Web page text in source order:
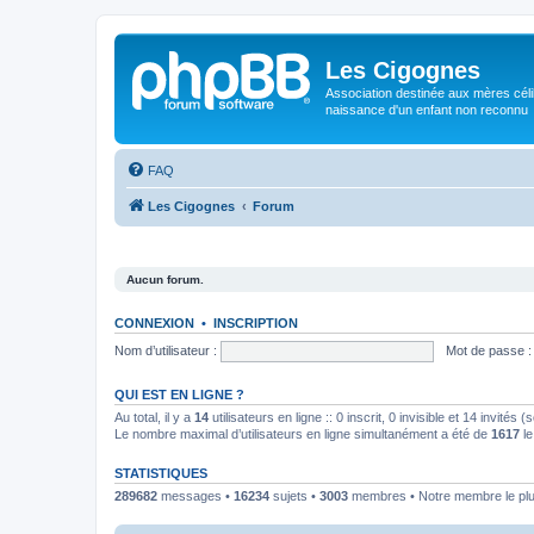
Les Cigognes
Association destinée aux mères
naissance d'un enfant non reconnu
FAQ
Les Cigognes Forum
Aucun forum.
CONNEXION • INSCRIPTION
Nom d’utilisateur :
Mot de passe :
QUI EST EN LIGNE ?
Au total, il y a 14 utilisateurs en ligne :: 0 inscrit, 0 invisible et 14 invités
Le nombre maximal d’utilisateurs en ligne simultanément a été de 1617
STATISTIQUES
289682 messages • 16234 sujets • 3003 membres • Notre membre le